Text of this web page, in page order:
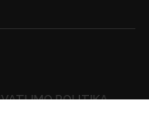
POLITIKA